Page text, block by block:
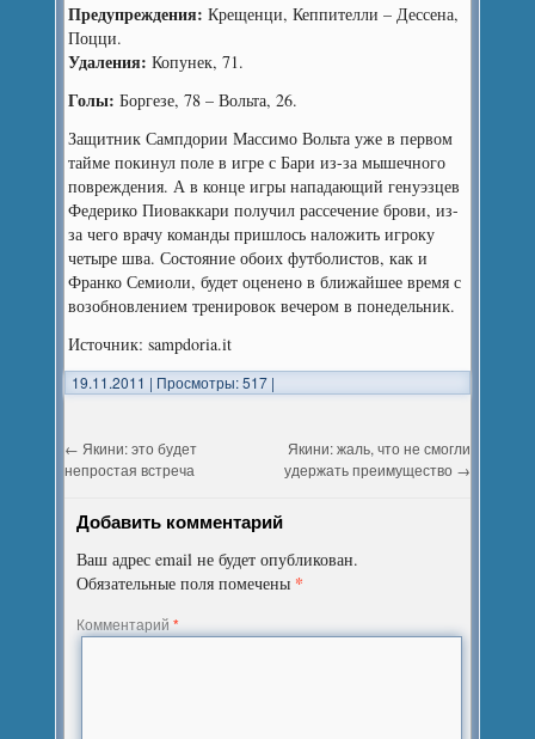
Предупреждения: Крещенци, Кеппителли – Дессена,
Поцци.
Удаления: Копунек, 71.
Голы: Боргезе, 78 – Вольта, 26.
Защитник Сампдории Массимо Вольта уже в первом
тайме покинул поле в игре с Бари из-за мышечного
повреждения. А в конце игры нападающий генуэзцев
Федерико Пиоваккари получил рассечение брови, из-
за чего врачу команды пришлось наложить игроку
четыре шва. Состояние обоих футболистов, как и
Франко Семиоли, будет оценено в ближайшее время с
возобновлением тренировок вечером в понедельник.
Источник: sampdoria.it
19.11.2011 | Просмотры: 517 |
← Якини: это будет
непростая встреча
Якини: жаль, что не смогли
удержать преимущество →
Добавить комментарий
Ваш адрес email не будет опубликован.
Обязательные поля помечены *
Комментарий*